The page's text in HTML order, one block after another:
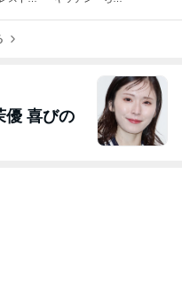
♪
優 喜びの